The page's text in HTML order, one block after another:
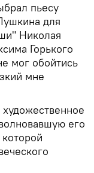
пьесу
для
Николая
Горького
мог обойтись
мне
его